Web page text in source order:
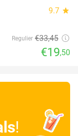
9.7 star
Regulier €33,45
€19,50
!